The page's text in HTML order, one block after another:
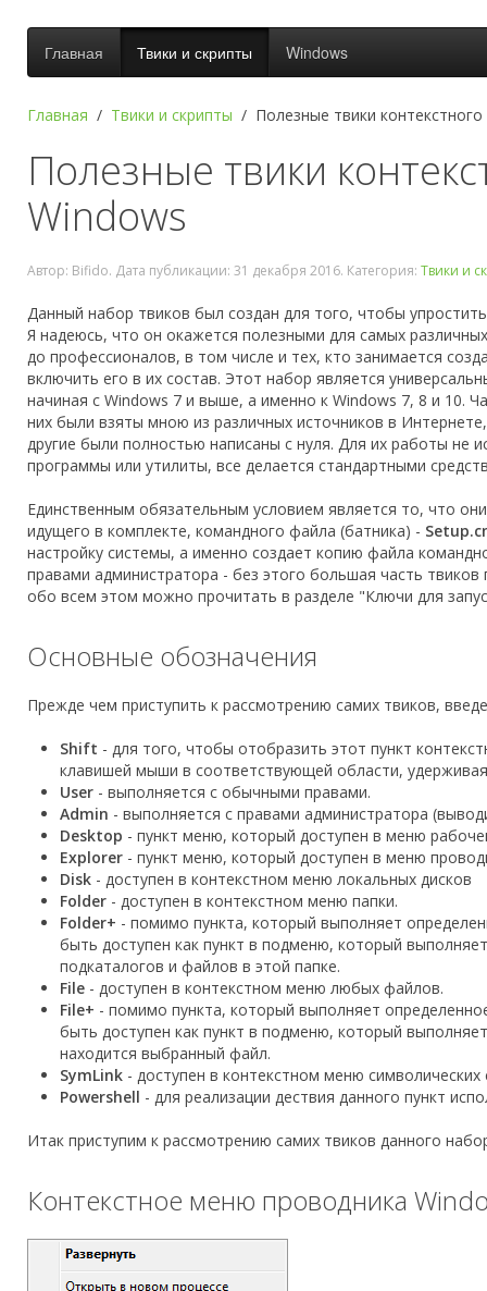
Главная Твики и скрипты Windows
Главная Твики и скрипты Полезные твики
Полезные твики
Windows
Автор: Bifido. Дата публикации: 31 декабря 2016. Категория: Твики и
Данный набор твиков был создан для того, чтобы
Я надеюсь, что он окажется полезными для самых
до профессионалов, в том числе и тех, кто занимается
включить его в их состав. Этот набор является
начиная с Windows 7 и выше, а именно к Windows 7, 8 и 10.
них были взяты мною из различных источников в
другие были полностью написаны с нуля. Для их работы не
программы или утилиты, все делается стандартными
Единственным обязательным условием является то, что
идущего в комплекте, командного файла (батника) -
настройку системы, а именно создает копию файла
правами администратора - без этого большая часть
обо всем этом можно прочитать в разделе "Ключи для
Основные обозначения
Прежде чем приступить к рассмотрению самих твиков,
Shift - для того, чтобы отобразить этот пункт
клавишей мыши в соответствующей области,
User - выполняется с обычными правами.
Admin - выполняется с правами администратора
Desktop - пункт меню, который доступен в меню
Explorer - пункт меню, который доступен в меню
Disk - доступен в контекстном меню локальных дисков
Folder - доступен в контекстном меню папки.
Folder+ - помимо пункта, который выполняет
быть доступен как пункт в подменю, который
подкаталогов и файлов в этой папке.
File - доступен в контекстном меню любых файлов.
File+ - помимо пункта, который выполняет
быть доступен как пункт в подменю, который
находится выбранный файл.
SymLink - доступен в контекстном меню
Powershell - для реализации дествия данного пункт
Итак приступим к рассмотрению самих твиков данного
Контекстное меню проводника